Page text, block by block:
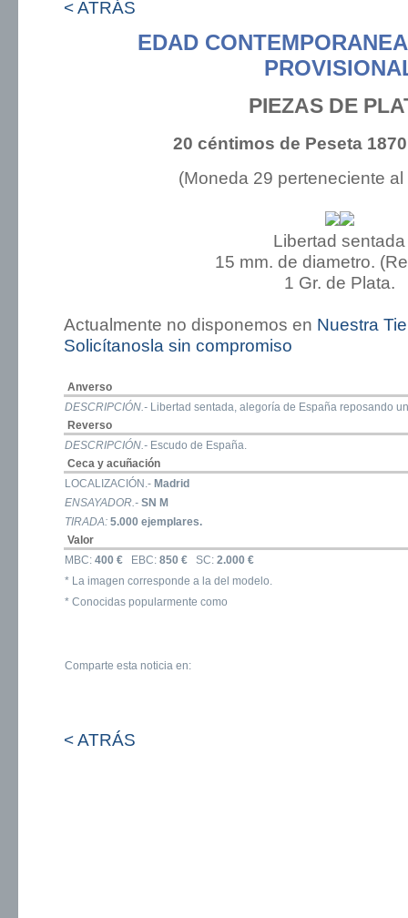
< ATRÁS
EDAD
PIEZAS DE
20 céntimos de Peseta
(Moneda 29 perteneciente al
Libertad sentada
15 mm. de diametro.
1 Gr. de Plata.
Actualmente no disponemos en Nuestra
Solicítanosla sin compromiso
Anverso
DESCRIPCIÓN.- Libertad sentada, alegoría de España reposando
Reverso
DESCRIPCIÓN.- Escudo de España.
Ceca y acuñación
LOCALIZACIÓN.- Madrid
ENSAYADOR.- SN M
TIRADA: 5.000 ejemplares.
Valor
MBC: 400 € EBC: 850 € SC: 2.000 €
* La imagen corresponde a la del modelo.
* Conocidas popularmente como
Comparte esta noticia en:
< ATRÁS